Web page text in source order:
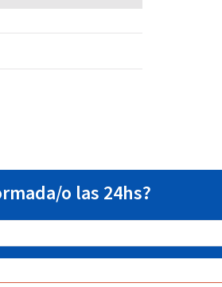
o las 24hs?